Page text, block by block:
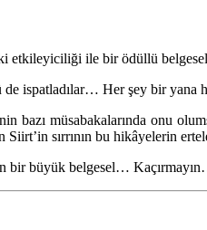
etkileyiciliği ile bir ödüllü
ispatladılar… Her şey bir yana
bazı müsabakalarında onu
sırrının bu hikâyelerin
bir büyük belgesel…